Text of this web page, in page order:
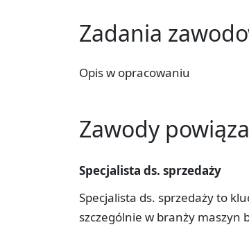
Zadania
Opis w opracowaniu
Zawody
Specjalista ds. sprzedaży
Specjalista ds. sprzedaży to
szczególnie w branży maszyn